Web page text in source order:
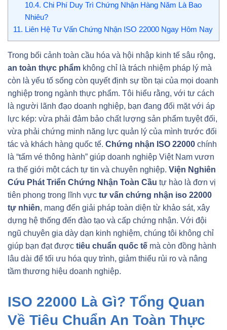
10.4. Chi Phí Duy Trì Chứng Nhận Hàng Năm Là Bao
Nhiêu?
11. Liên Hệ Tư Vấn Chứng Nhận ISO 22000 Ngay Hôm Nay
Trong bối cảnh toàn cầu hóa và hội nhập kinh tế sâu rộng,
an toàn thực phẩm không chỉ là trách nhiệm pháp lý mà
còn là yếu tố sống còn quyết định sự tồn tại của mọi doanh
nghiệp trong ngành thực phẩm. Tôi hiểu rằng, với tư cách
là người lãnh đạo doanh nghiệp, bạn đang đối mặt với áp
lực kép: vừa phải đảm bảo chất lượng sản phẩm tuyệt đối,
vừa phải chứng minh năng lực quản lý của mình trước đối
tác và khách hàng quốc tế. Chứng nhận ISO 22000 chính
là “tấm vé thông hành” giúp doanh nghiệp Việt Nam vươn
ra thế giới một cách tự tin và chuyên nghiệp. Viện Nghiên
Cứu Phát Triển Chứng Nhận Toàn Cầu tự hào là đơn vị
tiên phong trong lĩnh vực tư vấn chứng nhận iso 22000
tự nhiên, mang đến giải pháp toàn diện từ khảo sát, xây
dựng hệ thống đến đào tạo và cấp chứng nhận. Với đội
ngũ chuyên gia dày dạn kinh nghiệm, chúng tôi không chỉ
giúp bạn đạt được tiêu chuẩn quốc tế mà còn đồng hành
lâu dài để tối ưu hóa quy trình, giảm thiểu rủi ro và nâng
tầm thương hiệu doanh nghiệp.
ISO 22000 Là Gì? Tổng Quan
Về Tiêu Chuẩn An Toàn Thực